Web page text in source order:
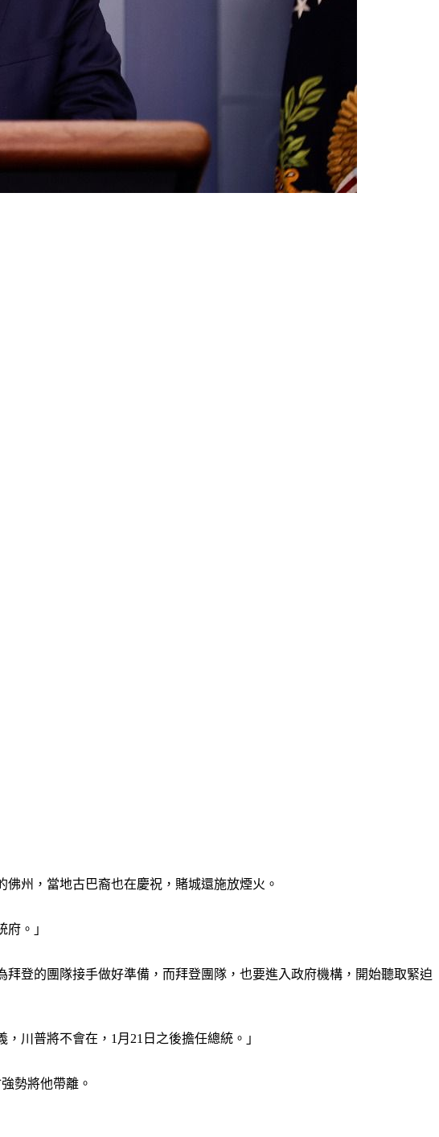
州，當地古巴裔也在慶祝，賭城還施放煙火。
。」
登的團隊接手做好準備，而拜登團隊，也要進入政府機構，開始聽取緊迫
川普將不會在，1月21日之後擔任總統。」
勢將他帶離。